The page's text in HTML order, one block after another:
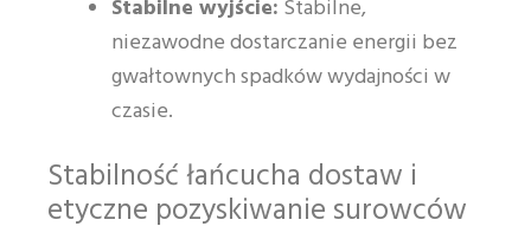
Stabilne wyjście: Stabilne,
niezawodne dostarczanie energii bez
gwałtownych spadków wydajności w
czasie.
Stabilność łańcucha dostaw i
etyczne pozyskiwanie surowców